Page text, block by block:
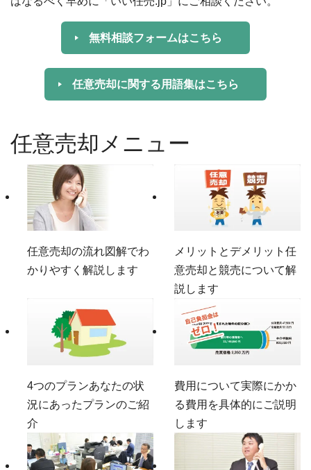
無料相談フォームはこちら
任意売却に関する用語集はこちら
任意売却メニュー
任意売却の流れ図解でわ
かりやすく解説します
メリットとデメリット 任
意売却と競売について解
説します
4つのプランあなたの状
況にあったプランのご紹
介
費用について実際にかか
る費用を具体的にご説明
します